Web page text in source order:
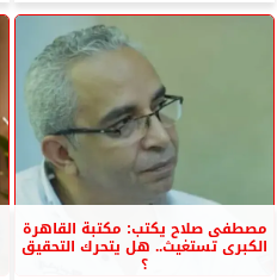
مصطفى صلاح يكتب: مكتبة القاهرة
الكبرى تستغيث.. هل يتحرك التحقيق
؟